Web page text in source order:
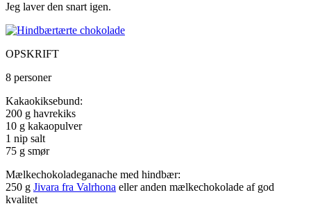
Jeg laver den snart igen.
OPSKRIFT
8 personer
Kakaokiksebund:
200 g havrekiks
10 g kakaopulver
1 nip salt
75 g smør
Mælkechokoladeganache med hindbær:
250 g Jivara fra Valrhona eller anden mælkechokolade af god
kvalitet